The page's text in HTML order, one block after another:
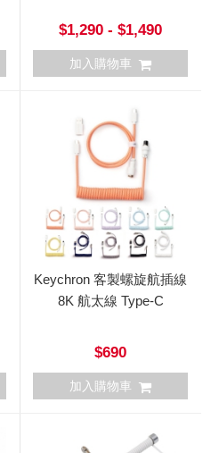
$1,290 - $1,490
加入購物車
Keychron 客製螺旋航插線
8K 航太線 Type-C
$690
加入購物車